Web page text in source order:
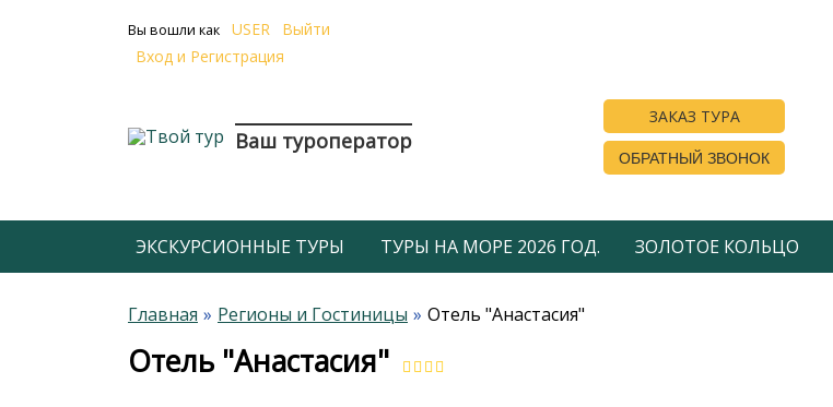
Вы вошли как USER
Выйти
Вход и Регистрация
Ваш туроператор
ЗАКАЗ ТУРА
ОБРАТНЫЙ ЗВОНОК
ЭКСКУРСИОННЫЕ ТУРЫ ТУРЫ НА МОРЕ 2026 ГОД. ЗОЛОТОЕ КОЛЬЦО
Главная Регионы и Гостиницы Отель "Анастасия"
Отель "Анастасия"